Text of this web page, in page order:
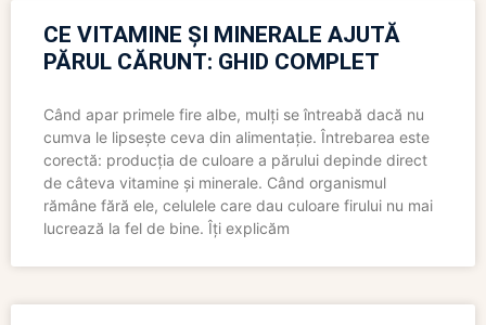
CE VITAMINE ȘI MINERALE AJUTĂ
PĂRUL CĂRUNT: GHID COMPLET
Când apar primele fire albe, mulți se întreabă dacă nu
cumva le lipsește ceva din alimentație. Întrebarea este
corectă: producția de culoare a părului depinde direct
de câteva vitamine și minerale. Când organismul
rămâne fără ele, celulele care dau culoare firului nu mai
lucrează la fel de bine. Îți explicăm